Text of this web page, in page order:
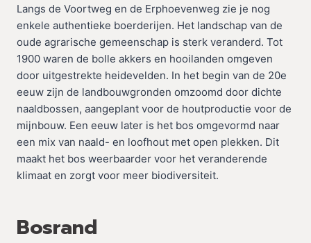
Langs de Voortweg en de Erphoevenweg zie je nog
enkele authentieke boerderijen. Het landschap van de
oude agrarische gemeenschap is sterk veranderd. Tot
1900 waren de bolle akkers en hooilanden omgeven
door uitgestrekte heidevelden. In het begin van de 20e
eeuw zijn de landbouwgronden omzoomd door dichte
naaldbossen, aangeplant voor de houtproductie voor de
mijnbouw. Een eeuw later is het bos omgevormd naar
een mix van naald- en loofhout met open plekken. Dit
maakt het bos weerbaarder voor het veranderende
klimaat en zorgt voor meer biodiversiteit.
Bosrand